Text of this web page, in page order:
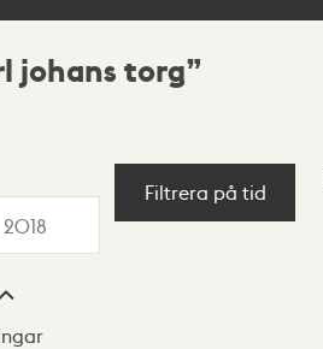
johans torg
Filtrera på tid